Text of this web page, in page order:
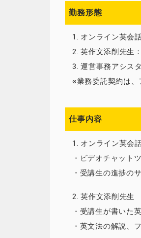
勤務形態
1. オンライン英会
2. 英作文添削先生
3. 運営事務アシス
※業務委託契約は、
仕事内容
1. オンライン英会
・ビデオチャット
・受講生の進捗の
2. 英作文添削先生
・受講生が書いた
・英文法の解説、